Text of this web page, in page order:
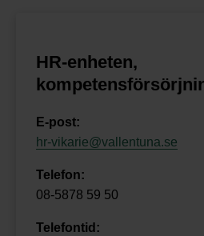
HR-enheten,
E-post:
hr-vikarie@vallentuna.se
Telefon:
08-5878 59 50
Telefontid: